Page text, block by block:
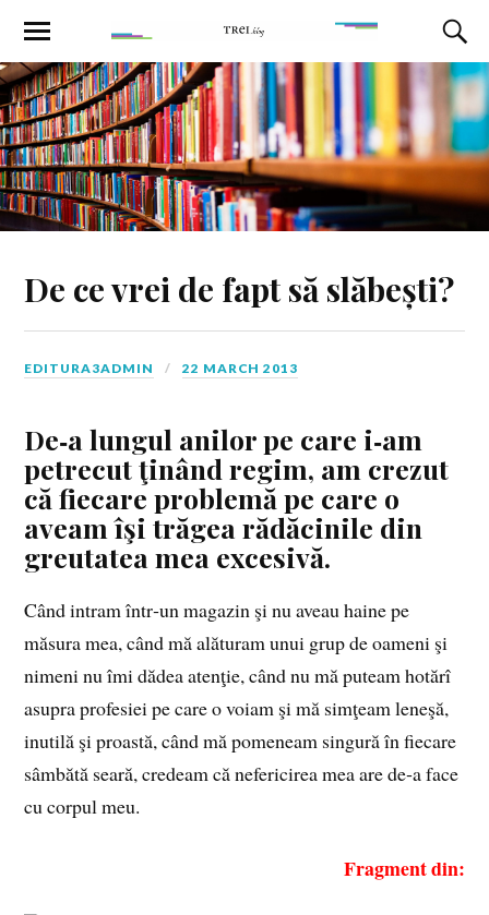
De ce vrei de fapt să slăbești?
EDITURA3ADMIN 22 MARCH 2013
De‑a lungul anilor pe care i‑am
petrecut ţinând regim, am crezut
că fiecare problemă pe care o
aveam îşi trăgea rădăcinile din
greutatea mea excesivă.
Când intram într‑un magazin şi nu aveau haine pe
măsura mea, când mă alăturam unui grup de oameni şi
nimeni nu îmi dădea atenţie, când nu mă puteam hotărî
asupra profesiei pe care o voiam şi mă simţeam leneşă,
inutilă şi proastă, când mă pomeneam singură în fiecare
sâmbătă seară, credeam că nefericirea mea are de‑a face
cu corpul meu.
Fragment din: